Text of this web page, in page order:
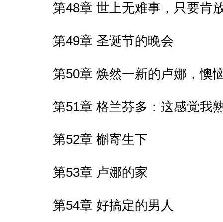
第48章 世上无难事，只要肯
第49章 圣诞节的晚会
第50章 焕然一新的卢娜，懊
第51章 格兰芬多：这感觉我
第52章 槲寄生下
第53章 卢娜的家
第54章 好搞定的男人